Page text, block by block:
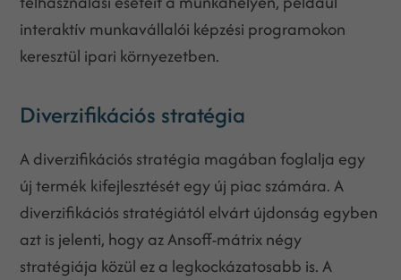
interaktív munkavállalói képzési programokon
keresztül ipari környezetben.
Diverzifikációs stratégia
A diverzifikációs stratégia magában foglalja egy
új termék kifejlesztését egy új piac számára. A
diverzifikációs stratégiától elvárt újdonság egyben
azt is jelenti, hogy az Ansoff-mátrix négy
stratégiája közül ez a legkockázatosabb is. A